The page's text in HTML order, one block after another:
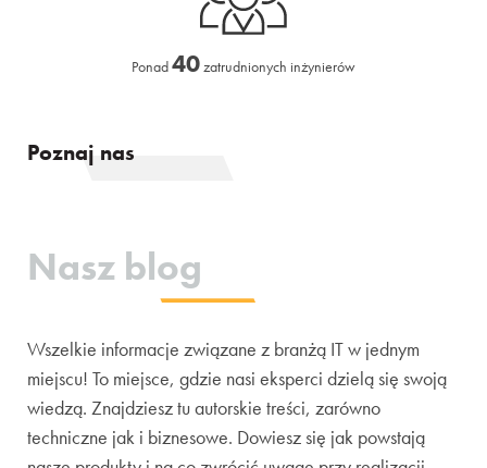
Ponad40zatrudnionych inżynierów
Poznaj nas
Nasz blog
Wszelkie informacje związane z branżą IT w jednym
miejscu! To miejsce, gdzie nasi eksperci dzielą się swoją
wiedzą. Znajdziesz tu autorskie treści, zarówno
techniczne jak i biznesowe. Dowiesz się jak powstają